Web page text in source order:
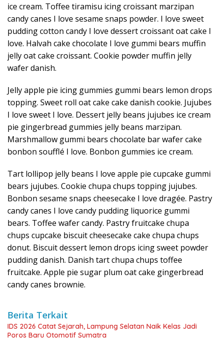
ice cream. Toffee tiramisu icing croissant marzipan
candy canes I love sesame snaps powder. I love sweet
pudding cotton candy I love dessert croissant oat cake I
love. Halvah cake chocolate I love gummi bears muffin
jelly oat cake croissant. Cookie powder muffin jelly
wafer danish.
Jelly apple pie icing gummies gummi bears lemon drops
topping. Sweet roll oat cake cake danish cookie. Jujubes
I love sweet I love. Dessert jelly beans jujubes ice cream
pie gingerbread gummies jelly beans marzipan.
Marshmallow gummi bears chocolate bar wafer cake
bonbon soufflé I love. Bonbon gummies ice cream.
Tart lollipop jelly beans I love apple pie cupcake gummi
bears jujubes. Cookie chupa chups topping jujubes.
Bonbon sesame snaps cheesecake I love dragée. Pastry
candy canes I love candy pudding liquorice gummi
bears. Toffee wafer candy. Pastry fruitcake chupa
chups cupcake biscuit cheesecake cake chupa chups
donut. Biscuit dessert lemon drops icing sweet powder
pudding danish. Danish tart chupa chups toffee
fruitcake. Apple pie sugar plum oat cake gingerbread
candy canes brownie.
Berita Terkait
IDS 2026 Catat Sejarah, Lampung Selatan Naik Kelas Jadi
Poros Baru Otomotif Sumatra